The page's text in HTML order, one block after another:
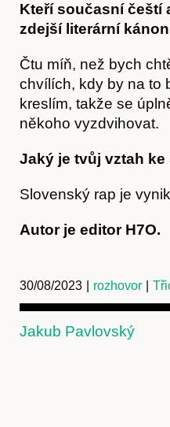
Kteří současní čeští
zdejší literární
Čtu míň, než bych
chvílích, kdy by na to
kreslím, takže se
někoho vyzdvihovat.
Jaký je tvůj vztah
Slovenský rap je
Autor je editor H7O.
30/08/2023 rozhovor
Jakub Pavlovský